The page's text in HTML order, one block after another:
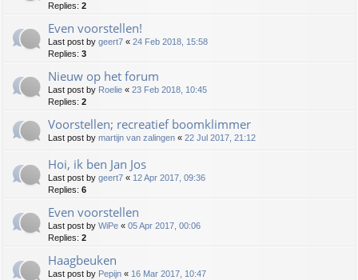
Replies: 2
Even voorstellen!
Last post by geert7 « 24 Feb 2018, 15:58
Replies: 3
Nieuw op het forum
Last post by Roelie « 23 Feb 2018, 10:45
Replies: 2
Voorstellen; recreatief boomklimmer
Last post by martijn van zalingen « 22 Jul 2017, 21:12
Hoi, ik ben Jan Jos
Last post by geert7 « 12 Apr 2017, 09:36
Replies: 6
Even voorstellen
Last post by WiPe « 05 Apr 2017, 00:06
Replies: 2
Haagbeuken
Last post by Pepijn « 16 Mar 2017, 10:47